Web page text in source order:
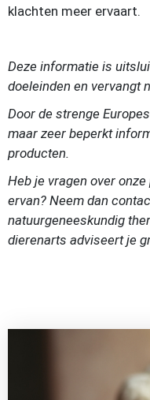
klachten meer ervaart.
Deze informatie is
doeleinden en vervangt
Door de strenge
maar zeer beperkt
producten.
Heb je vragen over
ervan? Neem dan
natuurgeneeskundig
dierenarts adviseert je